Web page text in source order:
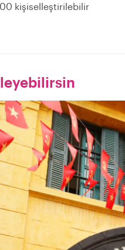
kişiselleştirilebilir